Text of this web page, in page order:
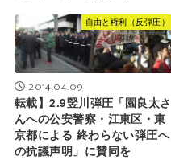
自由と権利（反弾圧）
2014.04.09
転載】2.9竪川弾圧「園良太さ
んへの公安警察・江東区・東
京都による 終わらない弾圧へ
の抗議声明」に賛同を